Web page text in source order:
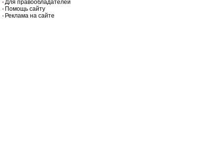
Для правообладателей
Помощь сайту
Реклама на сайте